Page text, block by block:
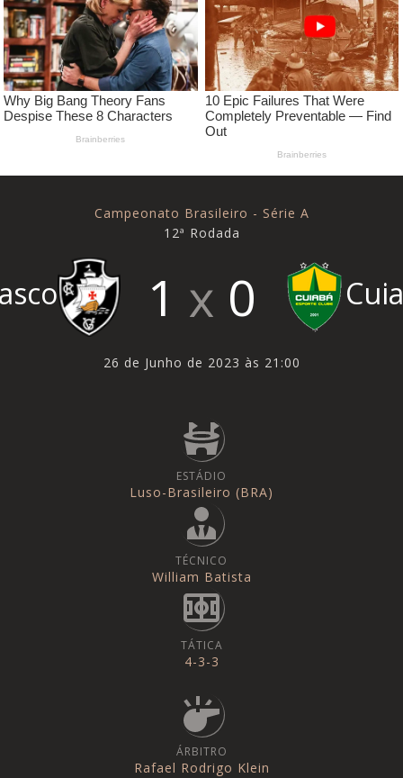
Campeonato Brasileiro - Série A
12ª Rodada
1 0
26 de Junho de 2023 às 21:00
ESTÁDIO
Luso-Brasileiro (BRA)
TÉCNICO
William Batista
TÁTICA
4-3-3
ÁRBITRO
Rafael Rodrigo Klein